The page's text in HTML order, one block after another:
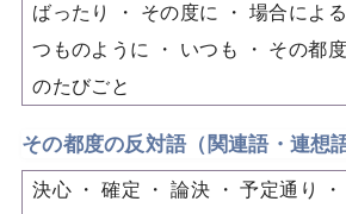
ばったり
その度に 場合による
つものように
いつも その都度
のたびごと
その都度の反対語（関連語・連想語
決心 確定 論決 予定通り